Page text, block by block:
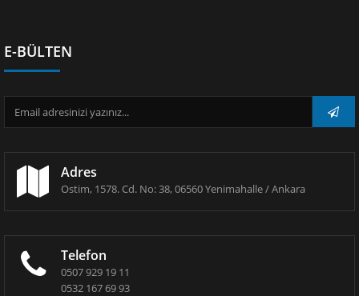
E-BÜLTEN
Adres
Ostim, 1578. Cd. No: 38, 06560 Yenimahalle / Ankara
Telefon
0507 929 19 11
0532 167 69 93